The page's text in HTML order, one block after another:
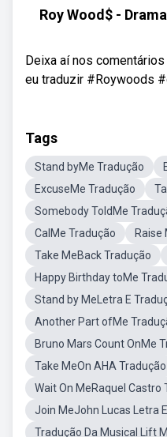
Roy Wood$ -
Deixa aí nos
eu traduzir #Roywoods
Tags
Stand byMe Tradução
ExcuseMe Tradução
Somebody ToldMe
CalMe Tradução
Raise
Take MeBack Tradução
Happy Birthday toMe
Stand by MeLetra E
Another Part ofMe
Bruno Mars Count OnMe
Take MeOn AHA Tradução
Wait On MeRaquel Castro
Join MeJohn Lucas Letra
Tradução Da Musical Lift